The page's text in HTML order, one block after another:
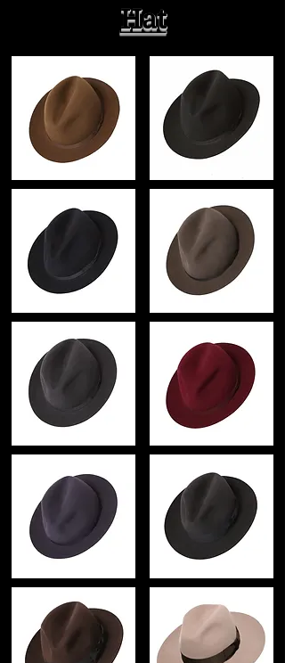
ロンドンで親しまれている
1676年以前に創業されたブランドです。
プリンス・オブ・ウェールズ殿下、エデ
ィンバラ公
帽子では唯一、２つのロイヤルワラント
の称号を持ち
古くは、ネルソン提督、チャーチル首
チャップリン、オスカーワイルド、ダイ
ジョン・レノンなど
現在ではデビッドベッカム、ジョニーデ
国内では、梨花など
英国王室御用達の帽子ブランドです。
Hat